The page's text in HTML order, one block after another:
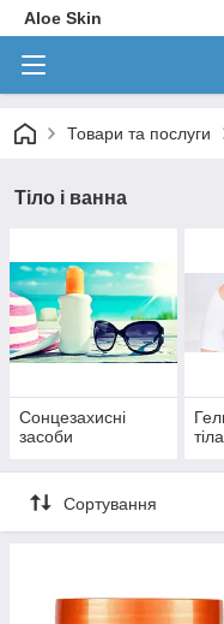
Aloe Skin
Товари та послуги
Тіло і ванна
Сонцезахисні
засоби
тіла
Сортування